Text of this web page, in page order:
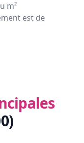
m²
est de